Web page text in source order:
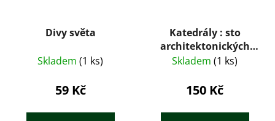
Divy světa
Skladem (1 ks)
59 Kč
Katedrály : sto
architektonických
klenotů Evropy
Skladem (1 ks)
150 Kč